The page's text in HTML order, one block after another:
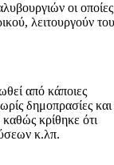
οι οποίες
λειτουργούν
από κάποιες
δημοπρασίες και
καθώς κρίθηκε ότι
κ.λπ.